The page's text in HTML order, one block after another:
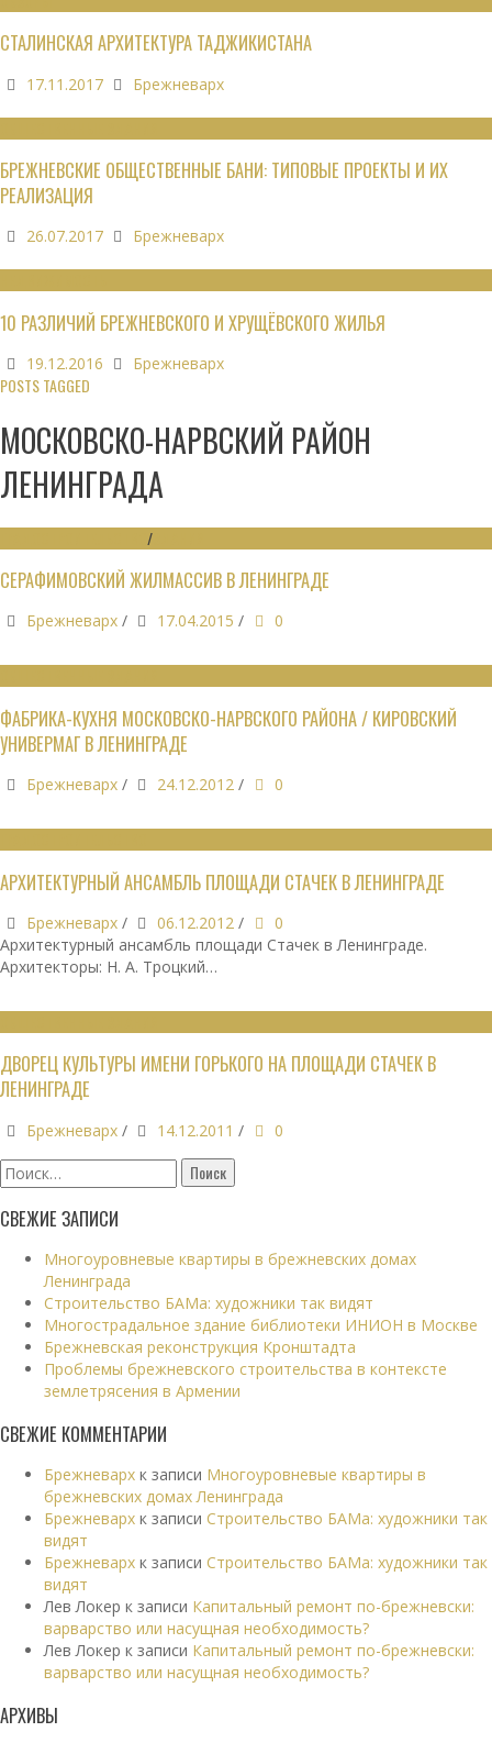
СТАЛИНСКАЯ АРХИТЕКТУРА ТАДЖИКИСТАНА
17.11.2017 Брежневарх
БРЕЖНЕВСКИЕ ОБЩЕСТВЕННЫЕ БАНИ: ТИПОВЫЕ ПРОЕКТЫ И ИХ
РЕАЛИЗАЦИЯ
26.07.2017 Брежневарх
10 РАЗЛИЧИЙ БРЕЖНЕВСКОГО И ХРУЩЁВСКОГО ЖИЛЬЯ
19.12.2016 Брежневарх
POSTS TAGGED
МОСКОВСКО-НАРВСКИЙ РАЙОН
ЛЕНИНГРАДА
/
СЕРАФИМОВСКИЙ ЖИЛМАССИВ В ЛЕНИНГРАДЕ
Брежневарх / 17.04.2015 / 0
ФАБРИКА-КУХНЯ МОСКОВСКО-НАРВСКОГО РАЙОНА / КИРОВСКИЙ
УНИВЕРМАГ В ЛЕНИНГРАДЕ
Брежневарх / 24.12.2012 / 0
АРХИТЕКТУРНЫЙ АНСАМБЛЬ ПЛОЩАДИ СТАЧЕК В ЛЕНИНГРАДЕ
Брежневарх / 06.12.2012 /
0
Архитектурный ансамбль площади Стачек в Ленинграде.
Архитекторы: Н. А. Троцкий…
ДВОРЕЦ КУЛЬТУРЫ ИМЕНИ ГОРЬКОГО НА ПЛОЩАДИ СТАЧЕК В
ЛЕНИНГРАДЕ
Брежневарх / 14.12.2011 /
0
Найти:
СВЕЖИЕ ЗАПИСИ
Многоуровневые квартиры в брежневских домах
Ленинграда
Строительство БАМа: художники так видят
Многострадальное здание библиотеки ИНИОН в Москве
Брежневская реконструкция Кронштадта
Проблемы брежневского строительства в контексте
землетрясения в Армении
СВЕЖИЕ КОММЕНТАРИИ
Брежневарх к записи Многоуровневые квартиры в
брежневских домах Ленинграда
Брежневарх к записи Строительство БАМа: художники так
видят
Брежневарх к записи Строительство БАМа: художники так
видят
Лев Локер к записи Капитальный ремонт по-брежневски:
варварство или насущная необходимость?
Лев Локер к записи Капитальный ремонт по-брежневски:
варварство или насущная необходимость?
АРХИВЫ